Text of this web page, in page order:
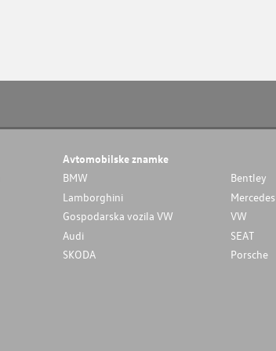
Avtomobilske znamke
BMW
Bentley
Lamborghini
Mercedes
Gospodarska vozila VW
VW
Audi
SEAT
SKODA
Porsche